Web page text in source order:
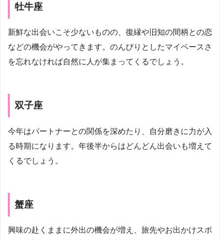
牡牛座
新鮮な出会いこそ少ないものの、復縁や旧知の間柄との恋
などの機会がやってきます。のんびりとしたマイペースさ
を忘れなければ自然に人が集まってくるでしょう。
双子座
今年はパートナーとの関係を深めたり、自分磨きに力が入
る時期になります。年後半からはどんどん出会いも増えて
くるでしょう。
蟹座
興味の赴くままに外出の機会が増え、旅先やお出かけスポ